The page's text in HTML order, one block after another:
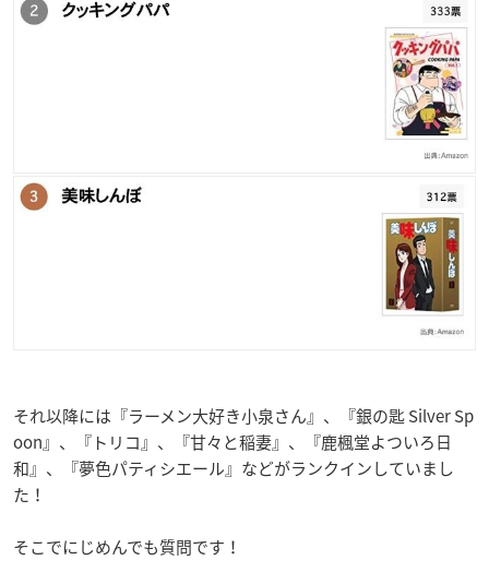
それ以降には『ラーメン大好き小泉さん』、『銀の匙 Silver Sp
oon』、『トリコ』、『甘々と稲妻』、『鹿楓堂よついろ日
和』、『夢色パティシエール』などがランクインしていまし
た！
そこでにじめんでも質問です！